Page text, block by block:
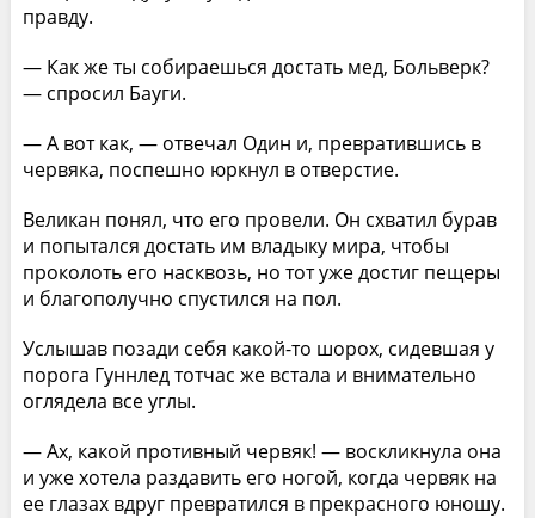
правду.
— Как же ты собираешься достать мед, Больверк?
— спросил Бауги.
— А вот как, — отвечал Один и, превратившись в
червяка, поспешно юркнул в отверстие.
Великан понял, что его провели. Он схватил бурав
и попытался достать им владыку мира, чтобы
проколоть его насквозь, но тот уже достиг пещеры
и благополучно спустился на пол.
Услышав позади себя какой-то шорох, сидевшая у
порога Гуннлед тотчас же встала и внимательно
оглядела все углы.
— Ах, какой противный червяк! — воскликнула она
и уже хотела раздавить его ногой, когда червяк на
ее глазах вдруг превратился в прекрасного юношу.